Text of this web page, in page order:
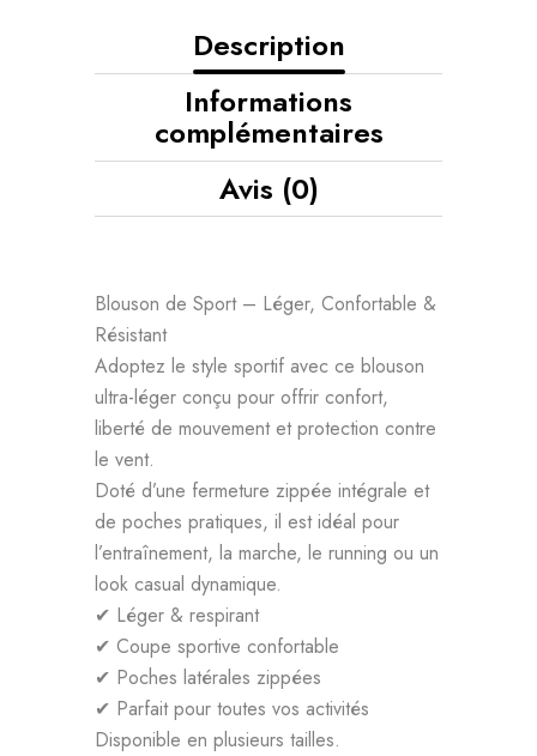
Description
Informations
complémentaires
Avis (0)
Blouson de Sport – Léger, Confortable &
Résistant
Adoptez le style sportif avec ce blouson
ultra-léger conçu pour offrir confort,
liberté de mouvement et protection contre
le vent.
Doté d’une fermeture zippée intégrale et
de poches pratiques, il est idéal pour
l’entraînement, la marche, le running ou un
look casual dynamique.
✔ Léger & respirant
✔ Coupe sportive confortable
✔ Poches latérales zippées
✔ Parfait pour toutes vos activités
Disponible en plusieurs tailles.